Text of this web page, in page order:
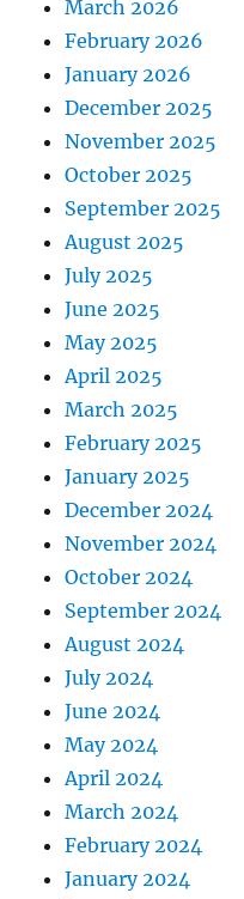
March 2026
February 2026
January 2026
December 2025
November 2025
October 2025
September 2025
August 2025
July 2025
June 2025
May 2025
April 2025
March 2025
February 2025
January 2025
December 2024
November 2024
October 2024
September 2024
August 2024
July 2024
June 2024
May 2024
April 2024
March 2024
February 2024
January 2024